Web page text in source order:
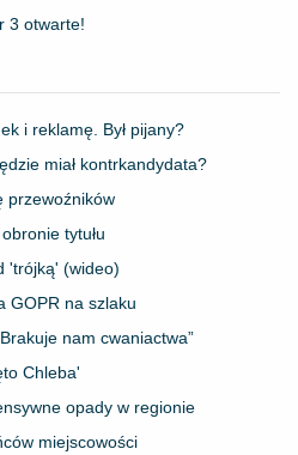
3 otwarte!
i reklamę. Był pijany?
miał kontrkandydata?
przewoźników
tytułu
'trójką' (wideo)
GOPR na szlaku
nam cwaniactwa”
Chleba'
opady w regionie
miejscowości